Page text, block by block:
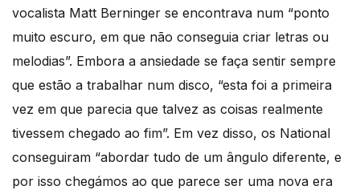
vocalista Matt Berninger se encontrava num “ponto
muito escuro, em que não conseguia criar letras ou
melodias”. Embora a ansiedade se faça sentir sempre
que estão a trabalhar num disco, “esta foi a primeira
vez em que parecia que talvez as coisas realmente
tivessem chegado ao fim”. Em vez disso, os National
conseguiram “abordar tudo de um ângulo diferente, e
por isso chegámos ao que parece ser uma nova era